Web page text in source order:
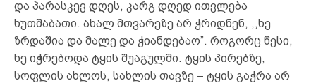
და პარასკევ დღეს, კარგ დღედ ითვლება
ხუთშაბათი. ახალ მთვარეზე არ ჭრიდნენ, ,,ხე
ზრდაშია და მალე და ჭიანდებაო”. როგორც წესი,
ხე იჭრებოდა ტყის შუაგულში. ტყის პირებზე,
სოფლის ახლოს, სახლის თავზე – ტყის გაჭრა არ